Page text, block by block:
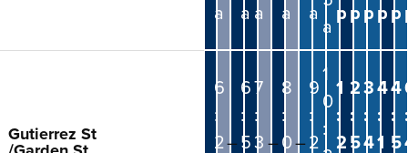
a
a a
a
a
a
ppppp
Gutierrez St
6
:
2–
6
:
5
7
:
3–
8
:
0–
9
:
2
1
0
:
1
:
2
2
:
5
3
:
4
4
:
1
4
:
5
: